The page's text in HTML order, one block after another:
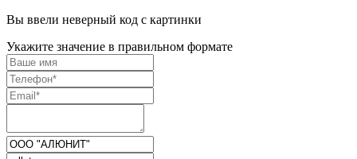
Вы ввели неверный код с картинки
Укажите значение в правильном формате